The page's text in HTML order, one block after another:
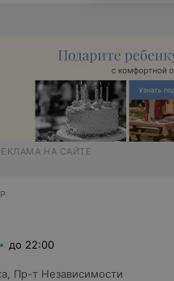
НА САЙТЕ
до 22:00
Пр-т Независимости